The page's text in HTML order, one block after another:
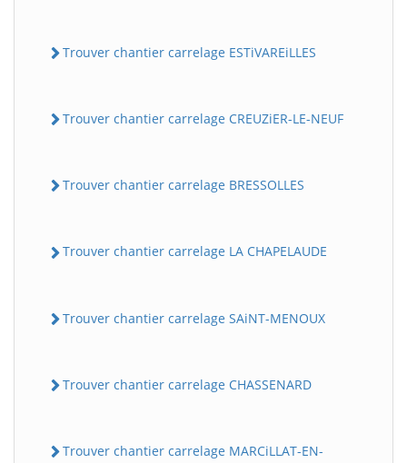
Trouver chantier carrelage ESTiVAREiLLES
Trouver chantier carrelage CREUZiER-LE-NEUF
Trouver chantier carrelage BRESSOLLES
Trouver chantier carrelage LA CHAPELAUDE
Trouver chantier carrelage SAiNT-MENOUX
Trouver chantier carrelage CHASSENARD
Trouver chantier carrelage MARCiLLAT-EN-